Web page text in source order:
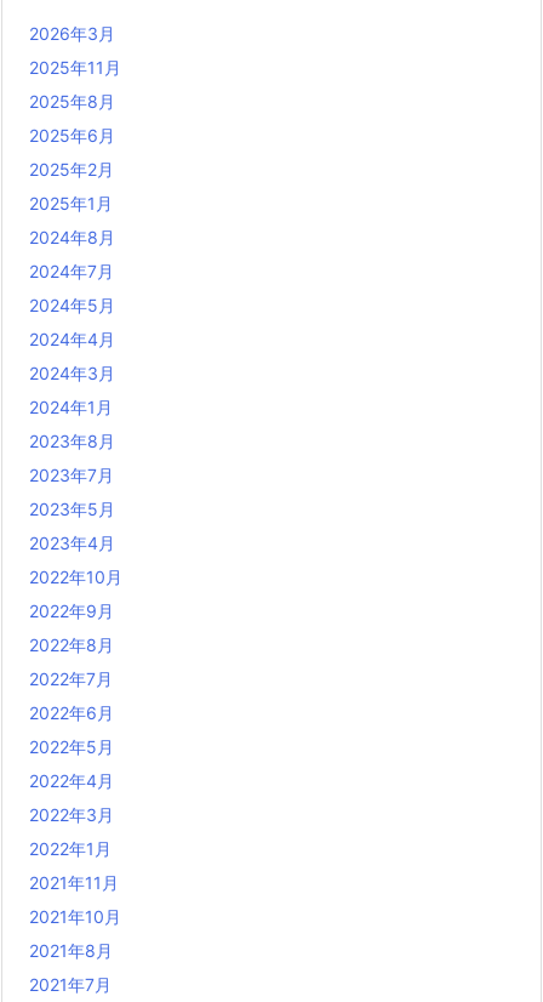
2026年3月
2025年11月
2025年8月
2025年6月
2025年2月
2025年1月
2024年8月
2024年7月
2024年5月
2024年4月
2024年3月
2024年1月
2023年8月
2023年7月
2023年5月
2023年4月
2022年10月
2022年9月
2022年8月
2022年7月
2022年6月
2022年5月
2022年4月
2022年3月
2022年1月
2021年11月
2021年10月
2021年8月
2021年7月